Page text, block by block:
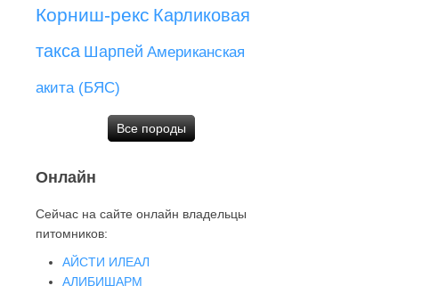
Корниш-рекс Карликовая
такса Шарпей Американская
акита (БЯС)
Все породы
Онлайн
Сейчас на сайте онлайн владельцы
питомников:
АЙСТИ ИЛЕАЛ
АЛИБИШАРМ